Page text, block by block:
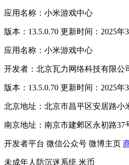
应用名称：小米游戏中心
版本：13.5.0.70 更新时间：2025年
应用名称：小米游戏中心
开发者：北京瓦力网络科技有限公
版本：13.5.0.70 更新时间：2025年
北京地址：北京市昌平区安居路小
南京地址：南京市建邺区永初路37
开发者平台 微信公众号 微博主页
未成年人防沉迷系统 米币